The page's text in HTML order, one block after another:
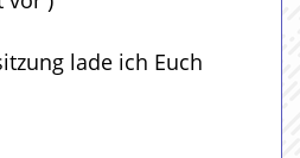
lade ich Euch